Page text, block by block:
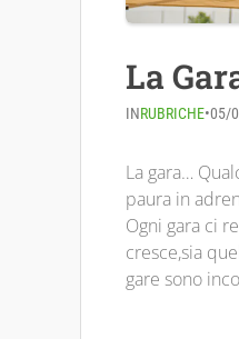
La
INRUBRICHE•05/
La gara…
paura in
Ogni gara ci
cresce,sia
gare sono